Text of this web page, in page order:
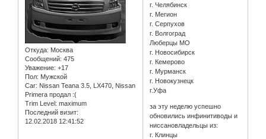
Откуда: Москва
Сообщений: 475
Уважение: +17
Пол: Мужской
Car: Nissan Teana 3.5, LX470, Nissan
Primera продал :(
Trim Level: maximum
Последний визит:
12.02.2018 12:41:52
г. Челябинск
г. Мегион
г. Серпухов
г. Волгоград
Люберцы МО
г. Новосибирск
г. Кемерово
г. Мурманск
г. Новокузнецк
г.Уфа
за эту неделю успешно
обновились инфинитиводы и
ниссановладельцы из:
г. Клинцы